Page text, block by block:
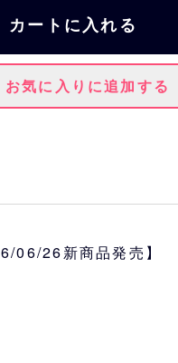
カートに入れる
お気に入りに追加する
ラクター「スティッ
インのチャーム付き
26新商品発売】